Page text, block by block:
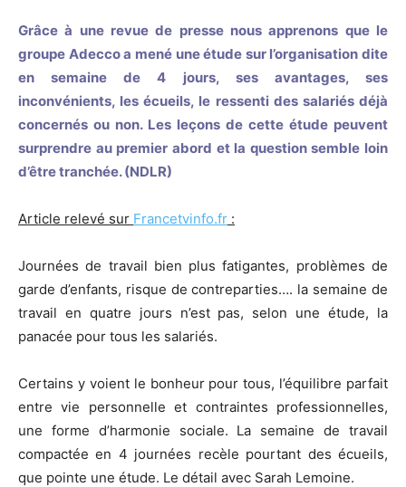
Grâce à une revue de presse nous apprenons que le
groupe Adecco a mené une étude sur l’organisation dite
en semaine de 4 jours, ses avantages, ses
inconvénients, les écueils, le ressenti des salariés déjà
concernés ou non. Les leçons de cette étude peuvent
surprendre au premier abord et la question semble loin
d’être tranchée. (NDLR)
Article relevé sur Francetvinfo.fr :
Journées de travail bien plus fatigantes, problèmes de
garde d’enfants, risque de contreparties…. la semaine de
travail en quatre jours n’est pas, selon une étude, la
panacée pour tous les salariés.
Certains y voient le bonheur pour tous, l’équilibre parfait
entre vie personnelle et contraintes professionnelles,
une forme d’harmonie sociale. La semaine de travail
compactée en 4 journées recèle pourtant des écueils,
que pointe une étude. Le détail avec Sarah Lemoine.